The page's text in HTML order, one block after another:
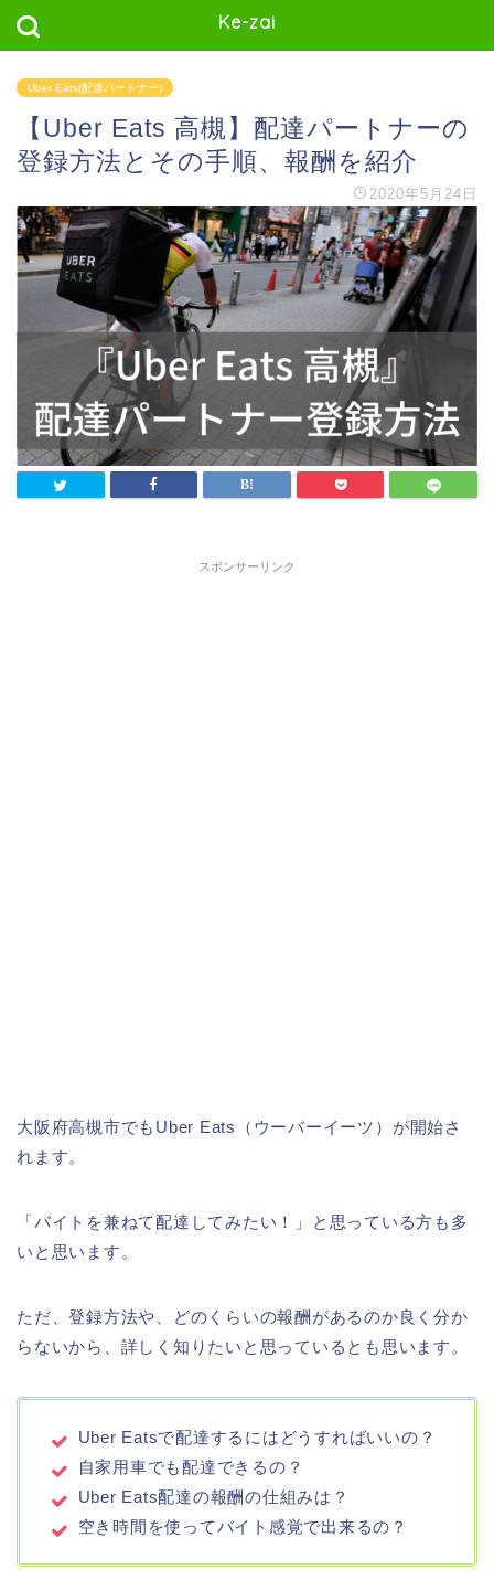
Ke-zai
Uber Eats(配達パートナー)
【Uber Eats 高槻】配達パートナーの
登録方法とその手順、報酬を紹介
2020年5月24日
スポンサーリンク
大阪府高槻市でもUber Eats（ウーバーイーツ）が開始さ
れます。
「バイトを兼ねて配達してみたい！」と思っている方も多
いと思います。
ただ、登録方法や、どのくらいの報酬があるのか良く分か
らないから、詳しく知りたいと思っているとも思います。
Uber Eatsで配達するにはどうすればいいの？
自家用車でも配達できるの？
Uber Eats配達の報酬の仕組みは？
空き時間を使ってバイト感覚で出来るの？